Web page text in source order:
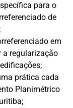
para o
de
em
a regularização
prática cada
Planimétrico